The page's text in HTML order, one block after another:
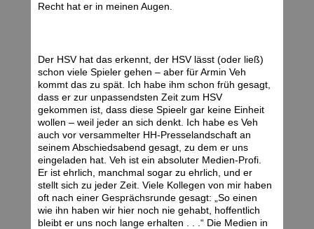
Recht hat er in meinen Augen.
Der HSV hat das erkennt, der HSV lässt (oder ließ)
schon viele Spieler gehen – aber für Armin Veh
kommt das zu spät. Ich habe ihm schon früh gesagt,
dass er zur unpassendsten Zeit zum HSV
gekommen ist, dass diese Spieelr gar keine Einheit
wollen – weil jeder an sich denkt. Ich habe es Veh
auch vor versammelter HH-Presselandschaft an
seinem Abschiedsabend gesagt, zu dem er uns
eingeladen hat. Veh ist ein absoluter Medien-Profi.
Er ist ehrlich, manchmal sogar zu ehrlich, und er
stellt sich zu jeder Zeit. Viele Kollegen von mir haben
oft nach einer Gesprächsrunde gesagt: „So einen
wie ihn haben wir hier noch nie gehabt, hoffentlich
bleibt er uns noch lange erhalten . . .“ Die Medien in